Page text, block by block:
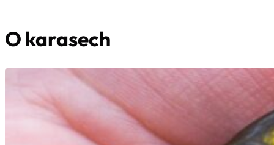
O karasech